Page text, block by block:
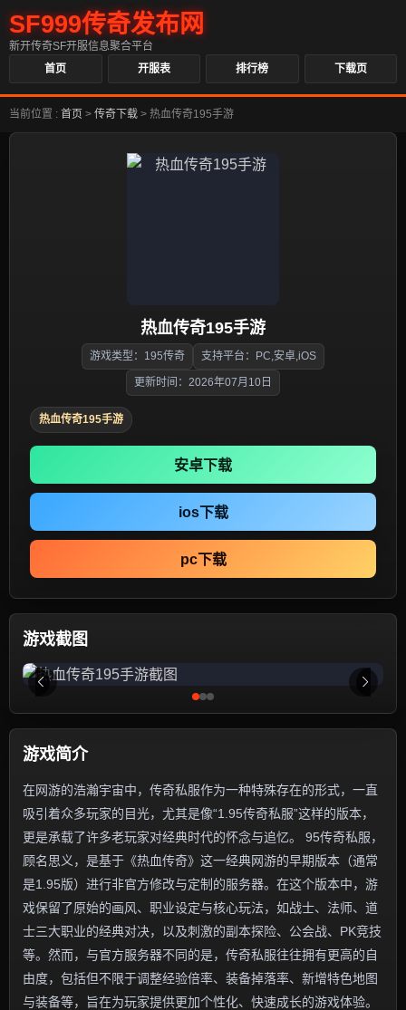
SF999传奇发布网
新开传奇SF开服信息聚合平台
首页
开服表 排行榜 下载页
当前位置 : 首页 > 传奇下载 > 热血传奇195手游
热血传奇195手游
游戏类型：195传奇 支持平台：PC,安卓,iOS
更新时间：2026年07月10日
热血传奇195手游
安卓下载
ios下载
pc下载
游戏截图
游戏简介
在网游的浩瀚宇宙中，传奇私服作为一种特殊存在的形式，一直
吸引着众多玩家的目光，尤其是像“1.95传奇私服”这样的版本，
更是承载了许多老玩家对经典时代的怀念与追忆。 95传奇私服，
顾名思义，是基于《热血传奇》这一经典网游的早期版本（通常
是1.95版）进行非官方修改与定制的服务器。在这个版本中，游
戏保留了原始的画风、职业设定与核心玩法，如战士、法师、道
士三大职业的经典对决，以及刺激的副本探险、公会战、PK竞技
等。然而，与官方服务器不同的是，传奇私服往往拥有更高的自
由度，包括但不限于调整经验倍率、装备掉落率、新增特色地图
与装备等，旨在为玩家提供更加个性化、快速成长的游戏体验。